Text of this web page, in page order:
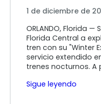
1 de diciembre de
ORLANDO, Florida
Florida Central a
tren con su "Winter
servicio extendido
trenes nocturnos. A
Sigue leyendo